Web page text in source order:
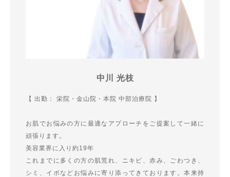
中川 光枝
【 出勤： 栄院・金山院・本院 中部治療院 】
お肌でお悩みの方に最適なアプローチをご提案して一緒に
頑張ります。
美容業界に入り約19年
これまでに多くの方の肌荒れ、ニキビ、赤み、ごわつき、
シミ、イボなどお悩みに寄り添ってきております。本来持